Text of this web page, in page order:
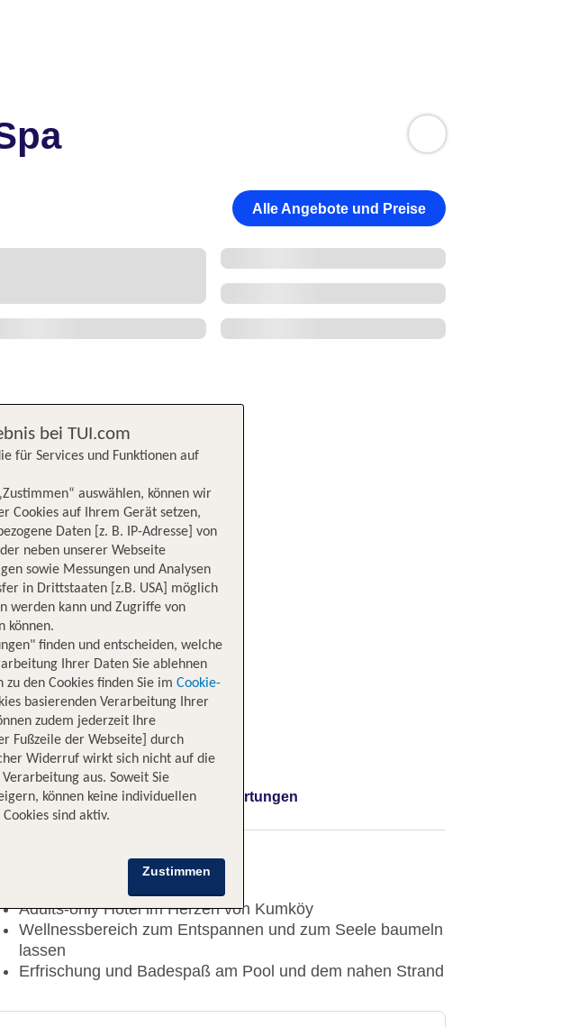
Alle Angebote und Preise
Lage Bewertungen
Adults-only Hotel im Herzen von Kumköy
Wellnessbereich zum Entspannen und zum Seele baumeln
lassen
Erfrischung und Badespaß am Pool und dem nahen Strand
bei TUI.com
für Services und Funktionen auf
auswählen, können wir
Cookies auf Ihrem Gerät setzen,
Daten [z. B. IP-Adresse] von
neben unserer Webseite
sowie Messungen und Analysen
in Drittstaaten [z.B. USA] möglich
werden kann und Zugriffe von
können.
finden und entscheiden, welche
Ihrer Daten Sie ablehnen
den Cookies finden Sie im Cookie-
basierenden Verarbeitung Ihrer
zudem jederzeit Ihre
Fußzeile der Webseite] durch
Widerruf wirkt sich nicht auf die
aus. Soweit Sie
können keine individuellen
sind aktiv.
Zustimmen